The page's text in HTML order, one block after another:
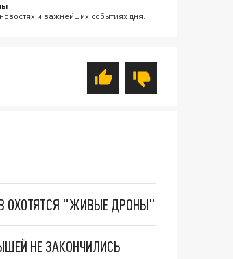
и важнейших событиях дня.
ОХОТЯТСЯ "ЖИВЫЕ ДРОНЫ"
НЕ ЗАКОНЧИЛИСЬ